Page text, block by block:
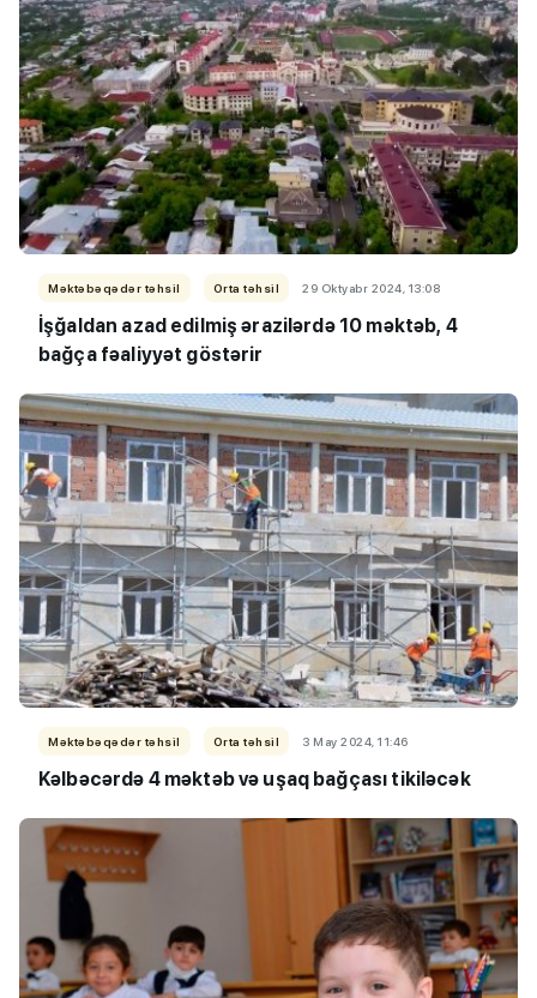
Məktəbəqədər təhsil Orta təhsil 29 Oktyabr 2024, 13:08
İşğaldan azad edilmiş ərazilərdə 10 məktəb, 4
bağça fəaliyyət göstərir
Məktəbəqədər təhsil Orta təhsil 3 May 2024, 11:46
Kəlbəcərdə 4 məktəb və uşaq bağçası tikiləcək